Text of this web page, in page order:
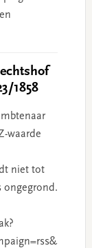
1858
waarde
niet tot
ongegrond.